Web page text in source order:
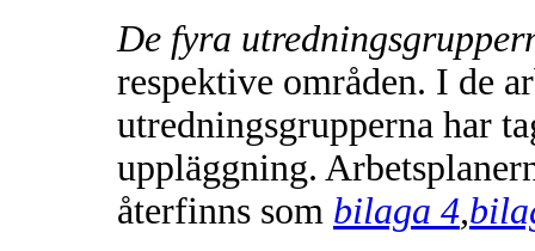
De fyra
respektive områden. I de
utredningsgrupperna har
uppläggning.
återfinns som bilaga 4,